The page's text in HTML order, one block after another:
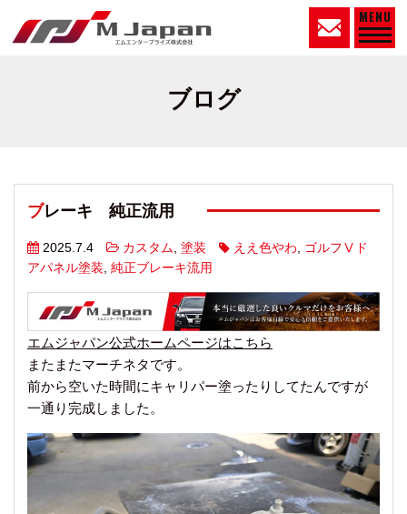
MENU
ブログ
ブレーキ 純正流用
2025.7.4 カスタム, 塗装 ええ色やわ, ゴルフⅤド
アパネル塗装, 純正ブレーキ流用
エムジャパン公式ホームページはこちら
またまたマーチネタです。
前から空いた時間にキャリパー塗ったりしてたんですが
一通り完成しました。